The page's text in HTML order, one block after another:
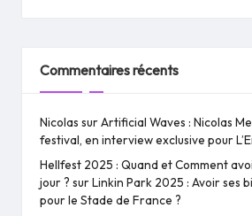
Commentaires récents
Nicolas surArtificial Waves : Nicolas
festival, en interview exclusive pour
Hellfest 2025 : Quand et Comment
jour ? surLinkin Park 2025 : Avoir ses
pour le Stade de France ?